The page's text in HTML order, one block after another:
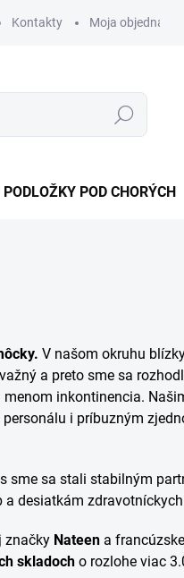
Kontakty Moja objednávka
Hľadať
PODLOŽKY POD CHORÝCH
V našom okruhu
a preto sme sa
inkontinencia.
i príbuzným
sme sa stali stabilným
desiatkám
značky Nateen a
skladoch o rozlohe viac